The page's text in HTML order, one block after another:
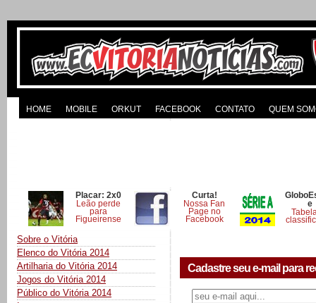
HOME MOBILE ORKUT FACEBOOK CONTATO QUEM
Placar: 2x0
Leão perde
para
Figueirense
Curta!
Nossa Fan
Page no
Facebook
e
Sobre o Vitória
Elenco do Vitória 2014
Artilharia do Vitória 2014
Jogos do Vitória 2014
Público do Vitória 2014
Cadastre seu e-mail para